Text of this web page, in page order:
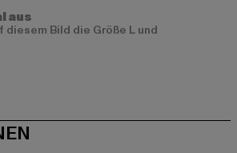
aus
Bild die Größe L und